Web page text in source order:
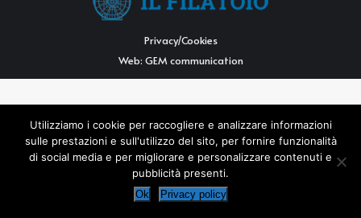
Privacy/Cookies
Web: GEM communication
Utilizziamo i cookie per raccogliere e analizzare informazioni
sulle prestazioni e sull'utilizzo del sito, per fornire funzionalità
di social media e per migliorare e personalizzare contenuti e
pubblicità presenti.
Ok Privacy policy